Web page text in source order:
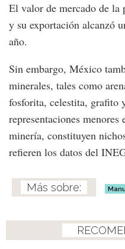
El valor de mercado de la
y su exportación alcanzó
año.
Sin embargo, México
minerales, tales como
fosforita, celestita, grafito
representaciones
minería, constituyen
refieren los datos del